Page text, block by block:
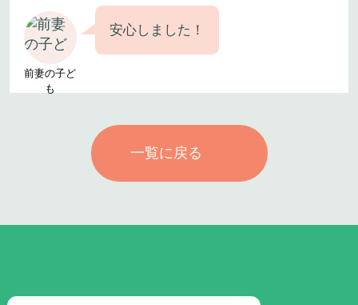
前妻の子ど
も
安心しました！
一覧に戻る